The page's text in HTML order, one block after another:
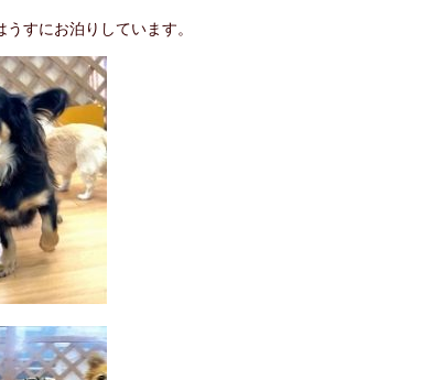
すにお泊りしています。